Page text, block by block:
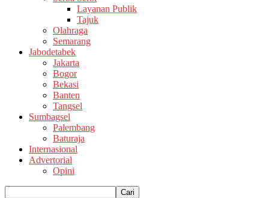
Layanan Publik
Tajuk
Olahraga
Semarang
Jabodetabek
Jakarta
Bogor
Bekasi
Banten
Tangsel
Sumbagsel
Palembang
Baturaja
Internasional
Advertorial
Opini